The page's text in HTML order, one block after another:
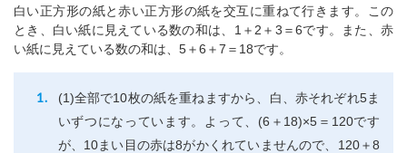
白い正方形の紙と赤い正方形の紙を交互に重ねて行きます。この
とき、白い紙に見えている数の和は、1＋2＋3＝6です。また、赤
い紙に見えている数の和は、5＋6＋7＝18です。
(1)全部で10枚の紙を重ねますから、白、赤それぞれ5ま
いずつになっています。よって、(6＋18)×5＝120です
が、10まい目の赤は8がかくれていませんので、120＋8